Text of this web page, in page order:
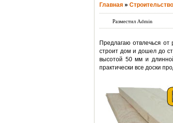
Главная » Строительство
Разместил Admin
Предлагаю отвлечься
строит дом и дошел до
высотой 50 мм и
практически все доски